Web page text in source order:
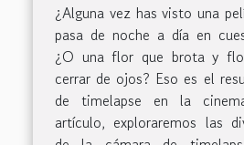
¿Alguna vez has visto una
pasa de noche a día en
¿O una flor que brota y
cerrar de ojos? Eso es el
de timelapse en la
artículo, exploraremos las